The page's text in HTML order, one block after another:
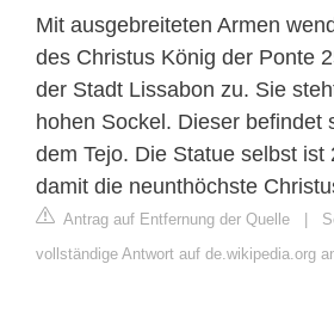
Mit ausgebreiteten Armen
des Christus König der Ponte
der Stadt Lissabon zu. Sie
hohen Sockel. Dieser befindet
dem Tejo. Die Statue selbst ist
damit die neunthöchste
Antrag auf Entfernung der Quelle |
vollständige Antwort auf de.wikipedia.org